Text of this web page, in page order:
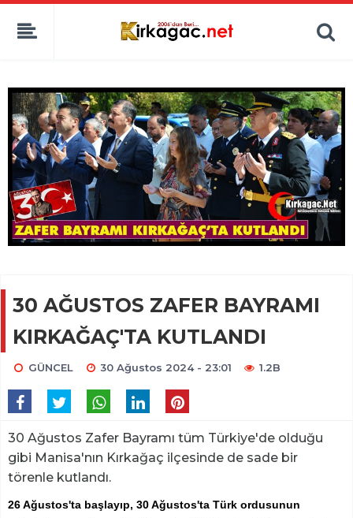
30 AĞUSTOS ZAFER BAYRAMI
KIRKAĞAÇ'TA KUTLANDI
GÜNCEL 30 Ağustos 2024 - 23:01 1.2B
30 Ağustos Zafer Bayramı tüm Türkiye'de olduğu
gibi Manisa'nın Kırkağaç ilçesinde de sade bir
törenle kutlandı.
26 Ağustos'ta başlayıp, 30 Ağustos'ta Türk ordusunun